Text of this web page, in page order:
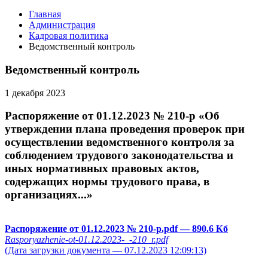
Главная
Администрация
Кадровая политика
Ведомственный контроль
Ведомственный контроль
1 декабря 2023
Распоряжение от 01.12.2023 № 210-р «Об
утверждении плана проведения проверок при
осуществлении ведомственного контроля за
соблюдением трудового законодательства и
иных нормативных правовых актов,
содержащих нормы трудового права, в
организациях...»
Распоряжение от 01.12.2023 № 210-р.pdf— 890.6 Кб
Rasporyazhenie-ot-01.12.2023-_-210_r.pdf
(Дата загрузки документа — 07.12.2023 12:09:13)